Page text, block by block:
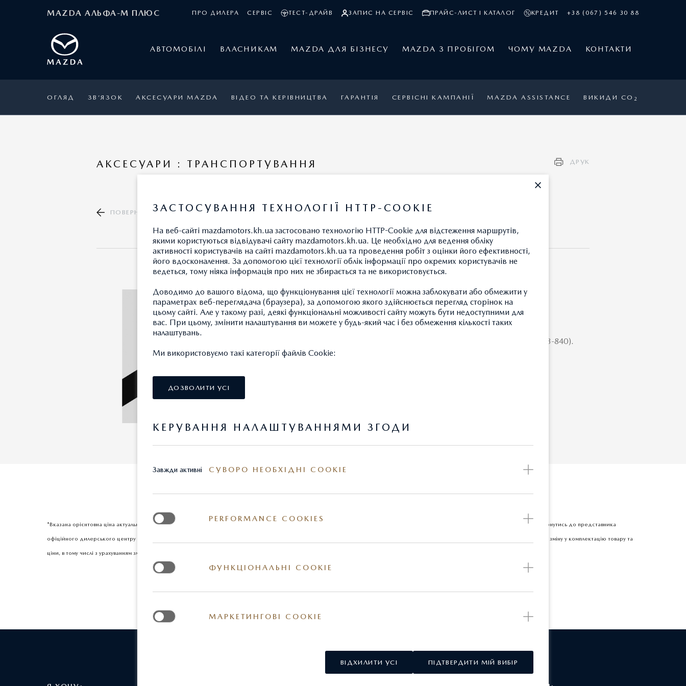
MAZDA АЛЬФА-М ПЛЮС ПРО ДИЛЕРА СЕРВІС ТЕСТ-ДРАЙВ ЗАПИС НА СЕРВІС ПРАЙС-ЛИСТ І КАТАЛОГ КРЕДИТ +38 (067) 546 30 88
АВТОМОБІЛІ ВЛАСНИКАМ MAZDA ДЛЯ БІЗНЕСУ MAZDA З ПРОБІГОМ ЧОМУ MAZDA КОНТАКТИ
ОГЛЯД ЗВ’ЯЗОК АКСЕСУАРИ MAZDA ВІДЕО ТА КЕРІВНИЦТВА ГАРАНТІЯ СЕРВІСНІ КАМПАНІЇ MAZDA ASSISTANCE ВИКИДИ CO 2
АКСЕСУАРИ : ТРАНСПОРТУВАННЯ
ПОВЕРНУТИСЯ ДО КАТАЛОГУ АКСЕСУАРІВ
ДРУК
МОЛДИНГ ДАХУ ПРАВИЙ
2 952,20 ГРН.*
Необхідний для встановлення стійок на даху (DFR5-V3-840).
*Вказана орієнтовна ціна актуальна на момент оновлення інформації на сайті. За більш детальною інформацією стосовно вартості та наявності конкретної одиниці товару прохання звернутись до представника
офіційного дилерського центру Mazda. Реальні кольори та деякі зовнішні та / або внутрішні елементи обладнання можуть відрізнятись. Постачальник залишає за собою право вносити зміну у комплектацію товару та
ціни, в тому числі з урахуванням змін міжбанківського курсу долару США.
ЗАСТОСУВАННЯ ТЕХНОЛОГІЇ HTTP-COOKIE
На веб-сайті mazdamotors.kh.ua застосовано технологію HTTP-Cookie для відстеження маршрутів,
якими користуються відвідувачі сайту mazdamotors.kh.ua. Це необхідно для ведення обліку
активності користувачів на сайті mazdamotors.kh.ua та проведення робіт з оцінки його ефективності,
його вдосконалення. За допомогою цієї технології облік інформації про окремих користувачів не
ведеться, тому ніяка інформація про них не збирається та не використовується.
Доводимо до вашого відома, що функціонування цієї технології можна заблокувати або обмежити у
параметрах веб-переглядача (браузера), за допомогою якого здійснюється перегляд сторінок на
цьому сайті. Але у такому разі, деякі функціональні можливості сайту можуть бути недоступними для
вас. При цьому, змінити налаштування ви можете у будь-який час і без обмеження кількості таких
налаштувань.
Ми використовуємо такі категорії файлів Cookie:
ДОЗВОЛИТИ УСІ
КЕРУВАННЯ НАЛАШТУВАННЯМИ ЗГОДИ
Завжди активні СУВОРО НЕОБХІДНІ COOKIE
PERFORMANCE COOKIES
ФУНКЦІОНАЛЬНІ COOKIE
МАРКЕТИНГОВІ COOKIE
ВІДХИЛИТИ УСІ ПІДТВЕРДИТИ МІЙ ВИБІР